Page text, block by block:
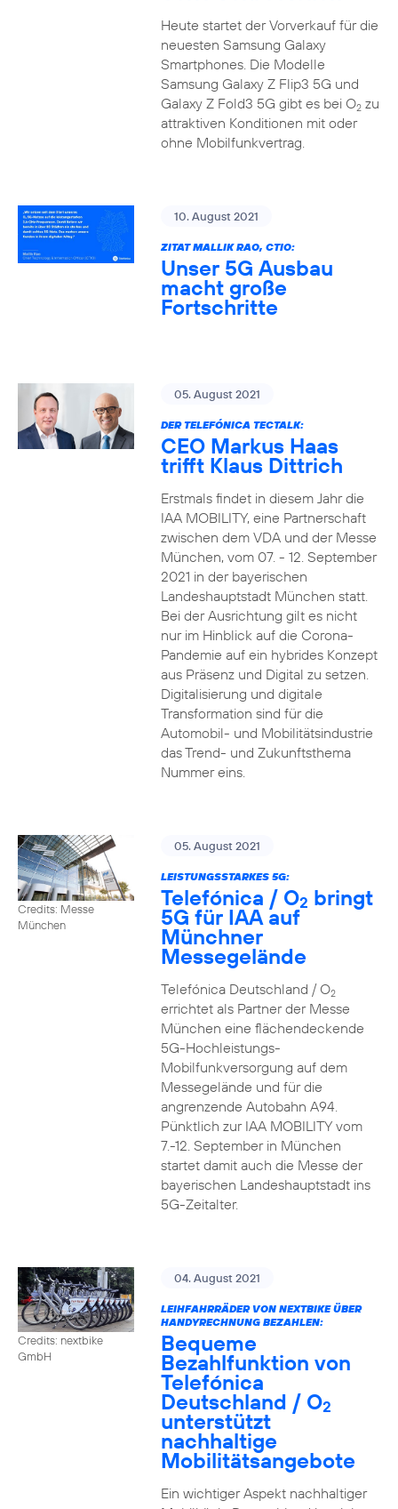
Heute startet der Vorverkauf für die
neuesten Samsung Galaxy
Smartphones. Die Modelle
Samsung Galaxy Z Flip3 5G und
Galaxy Z Fold3 5G gibt es bei O2zu
attraktiven Konditionen mit oder
ohne Mobilfunkvertrag.
10. August 2021
ZITAT MALLIK RAO, CTIO:
Unser 5G Ausbau
macht große
Fortschritte
05. August 2021
DER TELEFÓNICA TECTALK:
CEO Markus Haas
trifft Klaus Dittrich
Erstmals findet in diesem Jahr die
IAA MOBILITY, eine Partnerschaft
zwischen dem VDA und der Messe
München, vom 07. - 12. September
2021 in der bayerischen
Landeshauptstadt München statt.
Bei der Ausrichtung gilt es nicht
nur im Hinblick auf die Corona-
Pandemie auf ein hybrides Konzept
aus Präsenz und Digital zu setzen.
Digitalisierung und digitale
Transformation sind für die
Automobil- und Mobilitätsindustrie
das Trend- und Zukunftsthema
Nummer eins.
Credits: Messe
München
05. August 2021
LEISTUNGSSTARKES 5G:
Telefónica / O2 bringt
5G für IAA auf
Münchner
Messegelände
Telefónica Deutschland / O2
errichtet als Partner der Messe
München eine flächendeckende
5G-Hochleistungs-
Mobilfunkversorgung auf dem
Messegelände und für die
angrenzende Autobahn A94.
Pünktlich zur IAA MOBILITY vom
7.-12. September in München
startet damit auch die Messe der
bayerischen Landeshauptstadt ins
5G-Zeitalter.
Credits: nextbike
GmbH
04. August 2021
LEIHFAHRRÄDER VON NEXTBIKE ÜBER
HANDYRECHNUNG BEZAHLEN:
Bequeme
Bezahlfunktion von
Telefónica
Deutschland / O2
unterstützt
nachhaltige
Mobilitätsangebote
Ein wichtiger Aspekt nachhaltiger